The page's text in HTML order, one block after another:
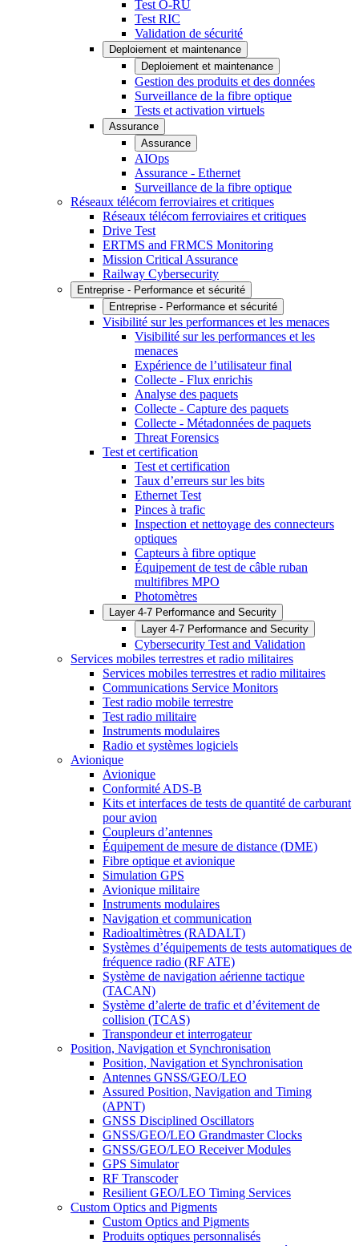
Test O-RU
Test RIC
Validation de sécurité
Deploiement et maintenance
Deploiement et maintenance
Gestion des produits et des données
Surveillance de la fibre optique
Tests et activation virtuels
Assurance
Assurance
AIOps
Assurance - Ethernet
Surveillance de la fibre optique
Réseaux télécom ferroviaires et critiques
Réseaux télécom ferroviaires et critiques
Drive Test
ERTMS and FRMCS Monitoring
Mission Critical Assurance
Railway Cybersecurity
Entreprise - Performance et sécurité
Entreprise - Performance et sécurité
Visibilité sur les performances et les menaces
Visibilité sur les performances et les
menaces
Expérience de l’utilisateur final
Collecte - Flux enrichis
Analyse des paquets
Collecte - Capture des paquets
Collecte - Métadonnées de paquets
Threat Forensics
Test et certification
Test et certification
Taux d’erreurs sur les bits
Ethernet Test
Pinces à trafic
Inspection et nettoyage des connecteurs
optiques
Capteurs à fibre optique
Équipement de test de câble ruban
multifibres MPO
Photomètres
Layer 4-7 Performance and Security
Layer 4-7 Performance and Security
Cybersecurity Test and Validation
Services mobiles terrestres et radio militaires
Services mobiles terrestres et radio militaires
Communications Service Monitors
Test radio mobile terrestre
Test radio militaire
Instruments modulaires
Radio et systèmes logiciels
Avionique
Avionique
Conformité ADS-B
Kits et interfaces de tests de quantité de carburant
pour avion
Coupleurs d’antennes
Équipement de mesure de distance (DME)
Fibre optique et avionique
Simulation GPS
Avionique militaire
Instruments modulaires
Navigation et communication
Radioaltimètres (RADALT)
Systèmes d’équipements de tests automatiques de
fréquence radio (RF ATE)
Système de navigation aérienne tactique
(TACAN)
Système d’alerte de trafic et d’évitement de
collision (TCAS)
Transpondeur et interrogateur
Position, Navigation et Synchronisation
Position, Navigation et Synchronisation
Antennes GNSS/GEO/LEO
Assured Position, Navigation and Timing
(APNT)
GNSS Disciplined Oscillators
GNSS/GEO/LEO Grandmaster Clocks
GNSS/GEO/LEO Receiver Modules
GPS Simulator
RF Transcoder
Resilient GEO/LEO Timing Services
Custom Optics and Pigments
Custom Optics and Pigments
Produits optiques personnalisés